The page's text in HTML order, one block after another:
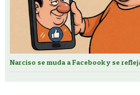
Narciso se muda a Facebook y se